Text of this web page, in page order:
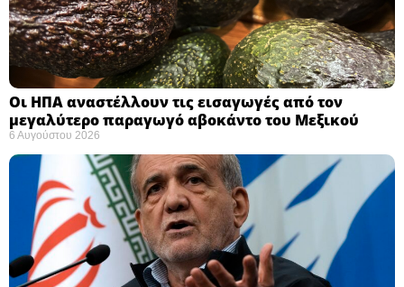
Οι ΗΠΑ αναστέλλουν τις εισαγωγές από τον
μεγαλύτερο παραγωγό αβοκάντο του Μεξικού ​
6 Αυγούστου 2026